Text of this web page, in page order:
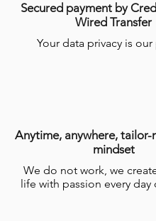
Secured payment by
Wired Transfer
Your data privacy is
Anytime, anywhere, tailor-
mindset
We do not work, we
life with passion every day